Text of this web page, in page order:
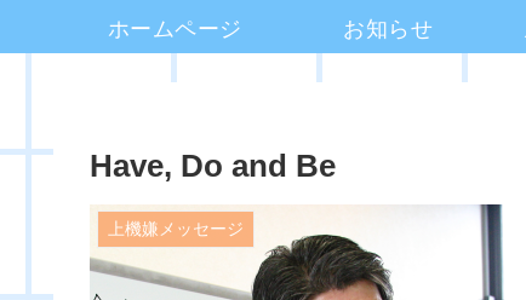
ホームページ お知らせ
Have, Do and Be
上機嫌メッセージ